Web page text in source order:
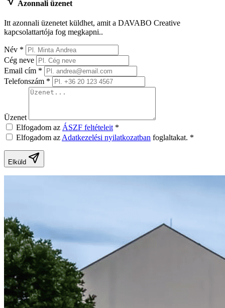
Azonnali üzenet
Itt azonnali üzenetet küldhet, amit a DAVABO Creative
kapcsolattartója fog megkapni..
Név *
Cég neve
Email cím *
Telefonszám *
Üzenet
Elfogadom az ÁSZF feltételeit *
Elfogadom az Adatkezelési nyilatkozatban foglaltakat. *
Elküld